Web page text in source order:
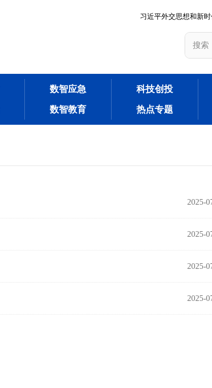
习近平外交思想和新
数智应急 科技创投
数智教育 热点专题
2025-
2025-
2025-
2025-